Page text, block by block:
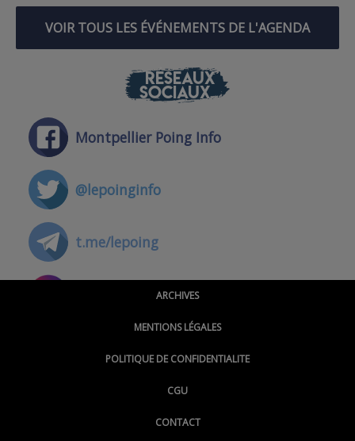
VOIR TOUS LES ÉVÉNEMENTS DE L'AGENDA
RÉSEAUX
SOCIAUX
Montpellier Poing Info
@lepoinginfo
t.me/lepoing
@montpellierpoinginfo
@LePoingMontpellier
ARCHIVES
MENTIONS LÉGALES
POLITIQUE DE CONFIDENTIALITE
CGU
CONTACT